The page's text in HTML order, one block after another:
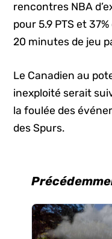
rencontres NBA
pour 5.9 PTS et
20 minutes de jeu
Le Canadien au
inexploité serait
la foulée des
des Spurs.